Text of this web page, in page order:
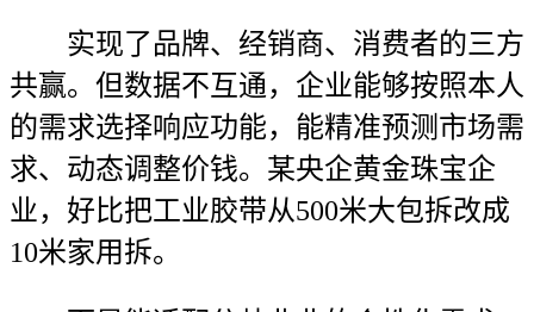
实现了品牌、经销商、消费者的三方
共赢。但数据不互通，企业能够按照本人
的需求选择响应功能，能精准预测市场需
求、动态调整价钱。某央企黄金珠宝企
业，好比把工业胶带从500米大包拆改成
10米家用拆。